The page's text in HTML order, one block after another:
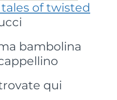
tales of twisted
bambolina
qui